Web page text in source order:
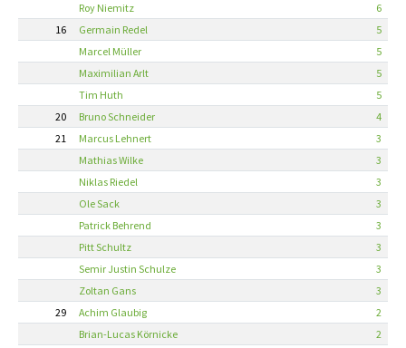
Roy Niemitz
6
16
Germain Redel
5
Marcel Müller
5
Maximilian Arlt
5
Tim Huth
5
20
Bruno Schneider
4
21
Marcus Lehnert
3
Mathias Wilke
3
Niklas Riedel
3
Ole Sack
3
Patrick Behrend
3
Pitt Schultz
3
Semir Justin Schulze
3
Zoltan Gans
3
29
Achim Glaubig
2
Brian-Lucas Körnicke
2